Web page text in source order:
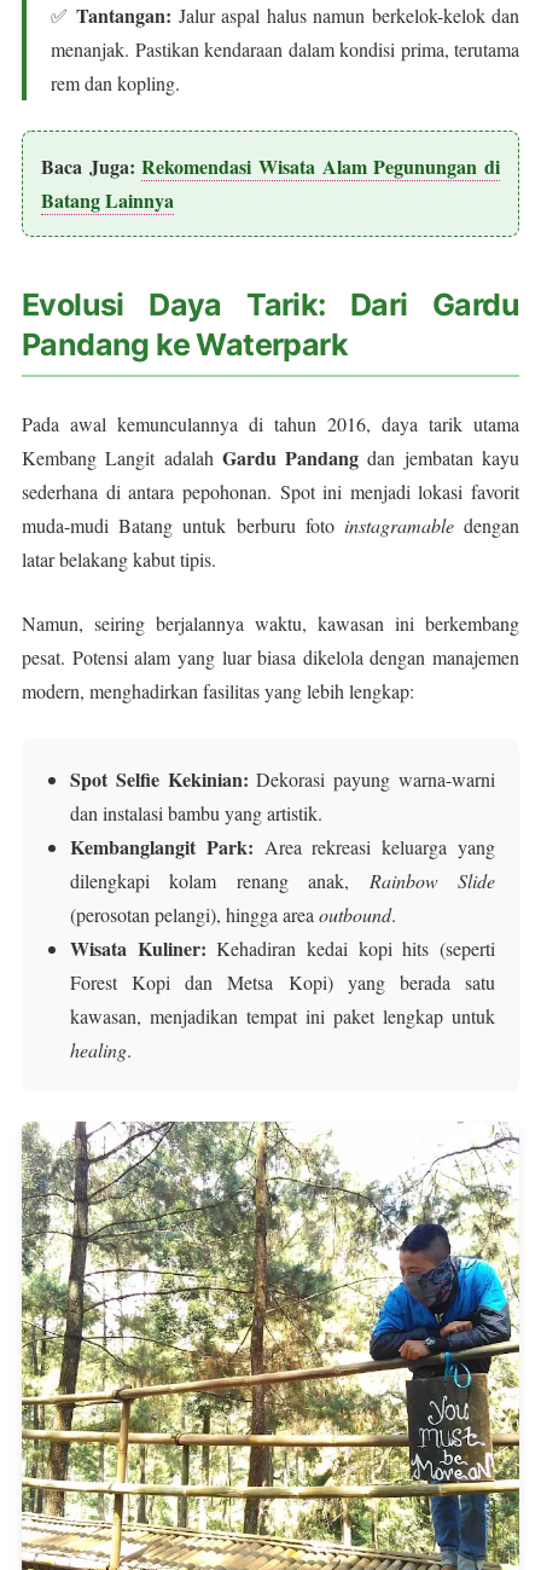
✅ Tantangan: Jalur aspal halus namun berkelok-kelok dan
menanjak. Pastikan kendaraan dalam kondisi prima, terutama
rem dan kopling.
Baca Juga: Rekomendasi Wisata Alam Pegunungan di
Batang Lainnya
Evolusi Daya Tarik: Dari Gardu
Pandang ke Waterpark
Pada awal kemunculannya di tahun 2016, daya tarik utama
Kembang Langit adalah Gardu Pandang dan jembatan kayu
sederhana di antara pepohonan. Spot ini menjadi lokasi favorit
muda-mudi Batang untuk berburu foto instagramabledengan
latar belakang kabut tipis.
Namun, seiring berjalannya waktu, kawasan ini berkembang
pesat. Potensi alam yang luar biasa dikelola dengan manajemen
modern, menghadirkan fasilitas yang lebih lengkap:
Spot Selfie Kekinian: Dekorasi payung warna-warni
dan instalasi bambu yang artistik.
Kembanglangit Park: Area rekreasi keluarga yang
dilengkapi kolam renang anak, Rainbow Slide
(perosotan pelangi), hingga areaoutbound.
Wisata Kuliner: Kehadiran kedai kopi hits (seperti
Forest Kopi dan Metsa Kopi) yang berada satu
kawasan, menjadikan tempat ini paket lengkap untuk
healing.